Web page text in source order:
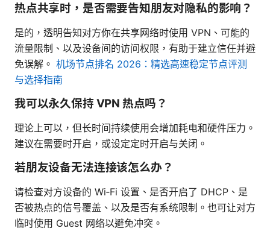
热点共享时，是否需要告知朋友对隐私的影响？
是的，透明告知对方你在共享网络时使用 VPN、可能的
流量限制、以及设备间的访问权限，有助于建立信任并避
免误解。 机场节点排名 2026：精选高速稳定节点评测
与选择指南
我可以永久保持 VPN 热点吗？
理论上可以，但长时间持续使用会增加耗电和硬件压力。
建议在需要时开启，或设定定时开启与关闭。
若朋友设备无法连接该怎么办？
请检查对方设备的 Wi‑Fi 设置、是否开启了 DHCP、是
否被热点的信号覆盖、以及是否有系统限制。也可让对方
临时使用 Guest 网络以避免冲突。